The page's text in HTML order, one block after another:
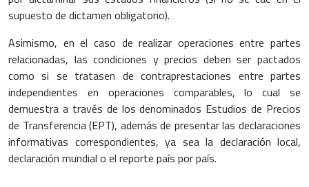
supuesto de dictamen obligatorio).
Asimismo, en el caso de realizar operaciones entre partes
relacionadas, las condiciones y precios deben ser pactados
como si se tratasen de contraprestaciones entre partes
independientes en operaciones comparables, lo cual se
demuestra a través de los denominados Estudios de Precios
de Transferencia (EPT), además de presentar las declaraciones
informativas correspondientes, ya sea la declaración local,
declaración mundial o el reporte país por país.